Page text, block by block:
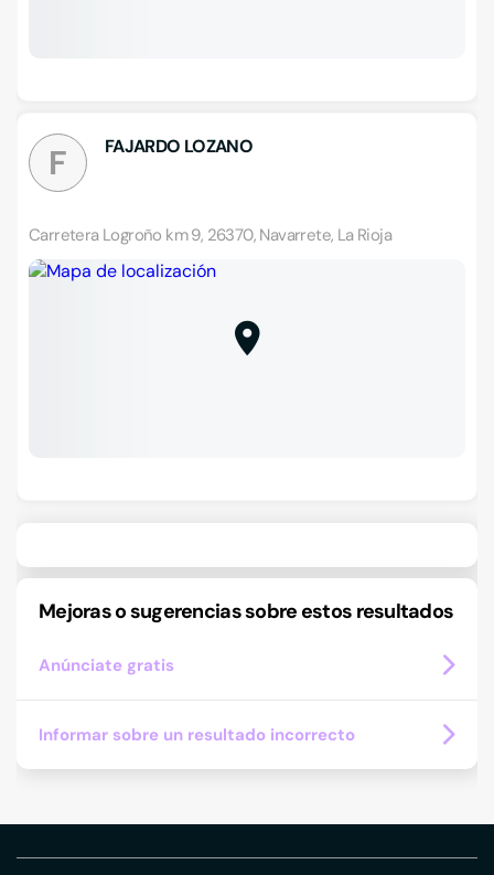
F FAJARDO LOZANO
Carretera Logroño km 9, 26370, Navarrete, La Rioja
Mejoras o sugerencias sobre estos resultados
Anúnciate gratis
Informar sobre un resultado incorrecto